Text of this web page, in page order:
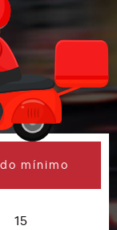
mínimo
15